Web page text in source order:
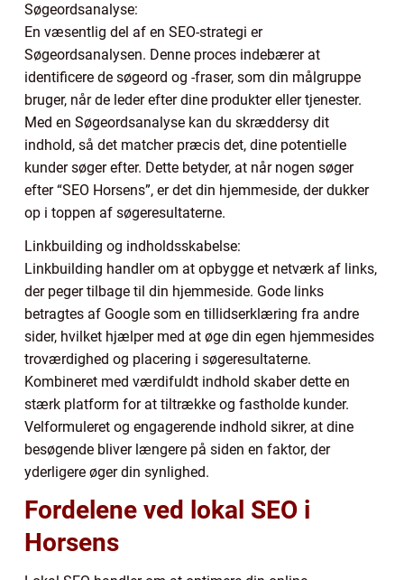
Søgeordsanalyse:
En væsentlig del af en SEO-strategi er
Søgeordsanalysen. Denne proces indebærer at
identificere de søgeord og -fraser, som din målgruppe
bruger, når de leder efter dine produkter eller tjenester.
Med en Søgeordsanalyse kan du skræddersy dit
indhold, så det matcher præcis det, dine potentielle
kunder søger efter. Dette betyder, at når nogen søger
efter “SEO Horsens”, er det din hjemmeside, der dukker
op i toppen af søgeresultaterne.
Linkbuilding og indholdsskabelse:
Linkbuilding handler om at opbygge et netværk af links,
der peger tilbage til din hjemmeside. Gode links
betragtes af Google som en tillidserklæring fra andre
sider, hvilket hjælper med at øge din egen hjemmesides
troværdighed og placering i søgeresultaterne.
Kombineret med værdifuldt indhold skaber dette en
stærk platform for at tiltrække og fastholde kunder.
Velformuleret og engagerende indhold sikrer, at dine
besøgende bliver længere på siden en faktor, der
yderligere øger din synlighed.
Fordelene ved lokal SEO i
Horsens